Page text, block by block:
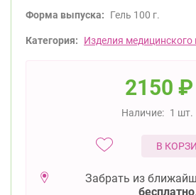
Форма выпуска: Гель 100 г.
Категория: Изделия медицинского
2150 ₽
Наличие: 1 шт.
В
Забрать из
бесплатно.